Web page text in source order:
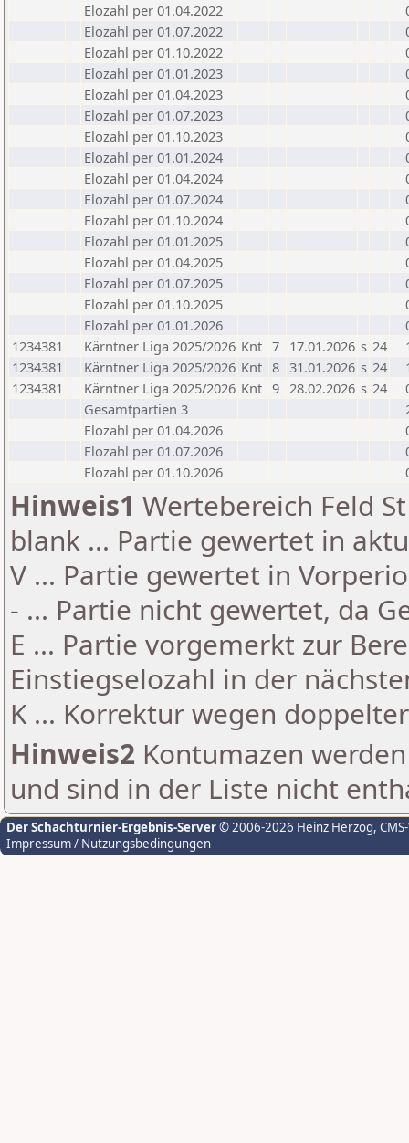
Elozahl per 01.04.2022
Elozahl per 01.07.2022
Elozahl per 01.10.2022
Elozahl per 01.01.2023
Elozahl per 01.04.2023
Elozahl per 01.07.2023
Elozahl per 01.10.2023
Elozahl per 01.01.2024
Elozahl per 01.04.2024
Elozahl per 01.07.2024
Elozahl per 01.10.2024
Elozahl per 01.01.2025
Elozahl per 01.04.2025
Elozahl per 01.07.2025
Elozahl per 01.10.2025
Elozahl per 01.01.2026
1234381
Kärntner Liga 2025/2026 Knt 7 17.01.2026 s 24
1234381
Kärntner Liga 2025/2026 Knt 8 31.01.2026 s 24
1234381
Kärntner Liga 2025/2026 Knt 9 28.02.2026 s 24
Gesamtpartien 3
Elozahl per 01.04.2026
Elozahl per 01.07.2026
Elozahl per 01.10.2026
Hinweis1 Wertebereich Feld
blank ... Partie gewertet in
V ... Partie gewertet in
- ... Partie nicht gewertet, da
E ... Partie vorgemerkt zur
Einstiegselozahl in der
K ... Korrektur wegen
Hinweis2 Kontumazen
und sind in der Liste nicht
Der Schachturnier-Ergebnis-Server© 2006-2026 Heinz Herzog,
Impressum / Nutzungsbedingungen